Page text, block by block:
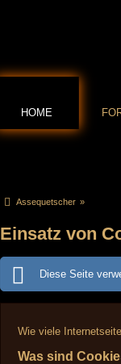
HOME
Assequetscher »
Einsatz von
Diese Seite
Wie viele
Was sind